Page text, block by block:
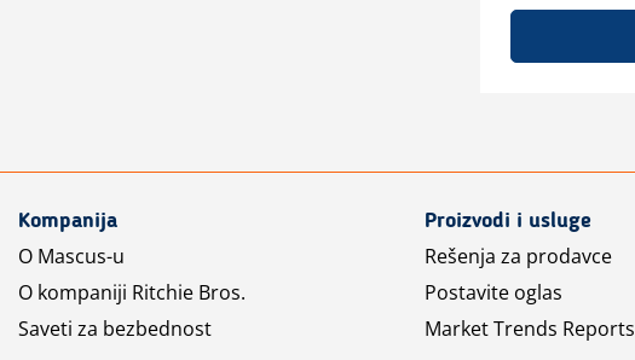
Kompanija
O Mascus-u
O kompaniji Ritchie Bros.
Saveti za bezbednost
Proizvodi i usluge
Rešenja za prodavce
Postavite oglas
Market Trends Reports